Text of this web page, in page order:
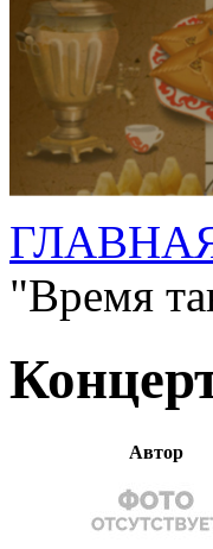
"Время
Автор